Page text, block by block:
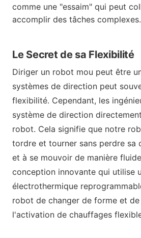
comme une "essaim" qui peut
accomplir des tâches complexes.
Le Secret de sa Flexibilité
Diriger un robot mou peut être
systèmes de direction peut
flexibilité. Cependant, les
système de direction
robot. Cela signifie que notre
tordre et tourner sans perdre sa
et à se mouvoir de manière
conception innovante qui utilise
électrothermique
robot de changer de forme et
l'activation de chauffages